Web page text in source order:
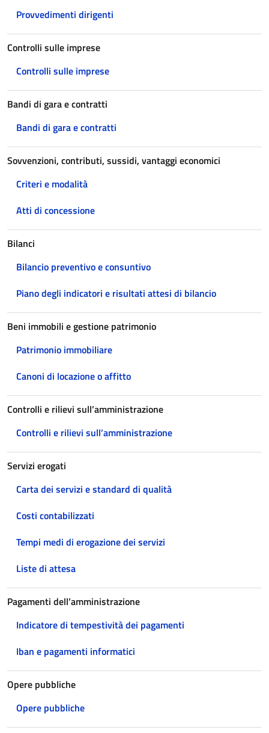
Provvedimenti dirigenti
Controlli sulle imprese
Controlli sulle imprese
Bandi di gara e contratti
Bandi di gara e contratti
Sovvenzioni, contributi, sussidi, vantaggi economici
Criteri e modalità
Atti di concessione
Bilanci
Bilancio preventivo e consuntivo
Piano degli indicatori e risultati attesi di bilancio
Beni immobili e gestione patrimonio
Patrimonio immobiliare
Canoni di locazione o affitto
Controlli e rilievi sull’amministrazione
Controlli e rilievi sull’amministrazione
Servizi erogati
Carta dei servizi e standard di qualità
Costi contabilizzati
Tempi medi di erogazione dei servizi
Liste di attesa
Pagamenti dell’amministrazione
Indicatore di tempestività dei pagamenti
Iban e pagamenti informatici
Opere pubbliche
Opere pubbliche